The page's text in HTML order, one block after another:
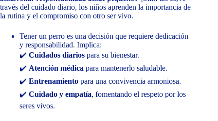
través del cuidado diario, los niños aprenden la importancia de
la rutina y el compromiso con otro ser vivo.
Tener un perro es una decisión que requiere dedicación
y responsabilidad. Implica:
✔️ Cuidados diarios para su bienestar.
✔️ Atención médica para mantenerlo saludable.
✔️ Entrenamiento para una convivencia armoniosa.
✔️ Cuidado y empatía, fomentando el respeto por los
seres vivos.